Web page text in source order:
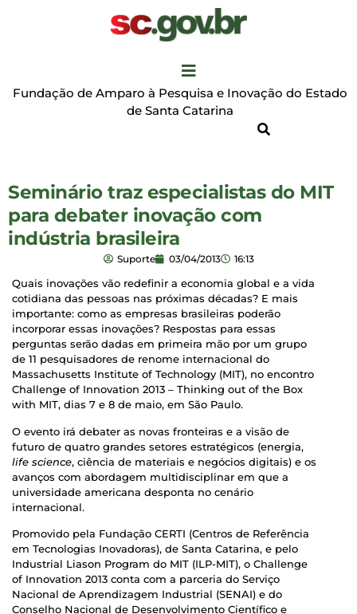
Fundação de Amparo à Pesquisa e Inovação do Estado
de Santa Catarina
Seminário traz especialistas do MIT
para debater inovação com
indústria brasileira
Suporte 03/04/2013 16:13
Quais inovações vão redefinir a economia global e a vida
cotidiana das pessoas nas próximas décadas? E mais
importante: como as empresas brasileiras poderão
incorporar essas inovações? Respostas para essas
perguntas serão dadas em primeira mão por um grupo
de 11 pesquisadores de renome internacional do
Massachusetts Institute of Technology (MIT), no encontro
Challenge of Innovation 2013 – Thinking out of the Box
with MIT, dias 7 e 8 de maio, em São Paulo.
O evento irá debater as novas fronteiras e a visão de
futuro de quatro grandes setores estratégicos (energia,
life science, ciência de materiais e negócios digitais) e os
avanços com abordagem multidisciplinar em que a
universidade americana desponta no cenário
internacional.
Promovido pela Fundação CERTI (Centros de Referência
em Tecnologias Inovadoras), de Santa Catarina, e pelo
Industrial Liason Program do MIT (ILP-MIT), o Challenge
of Innovation 2013 conta com a parceria do Serviço
Nacional de Aprendizagem Industrial (SENAI) e do
Conselho Nacional de Desenvolvimento Científico e